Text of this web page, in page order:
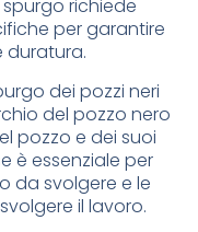
richiede
per garantire
duratura.
dei pozzi neri
del pozzo nero
pozzo e dei suoi
è essenziale per
da svolgere e le
il lavoro.